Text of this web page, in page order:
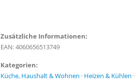
verbesserten Luftzirkulation, um dich an
Zusätzliche Informationen:
EAN: 4060656513749
Kategorien:
Küche, Haushalt & Wohnen · Heizen & Kühlen ·